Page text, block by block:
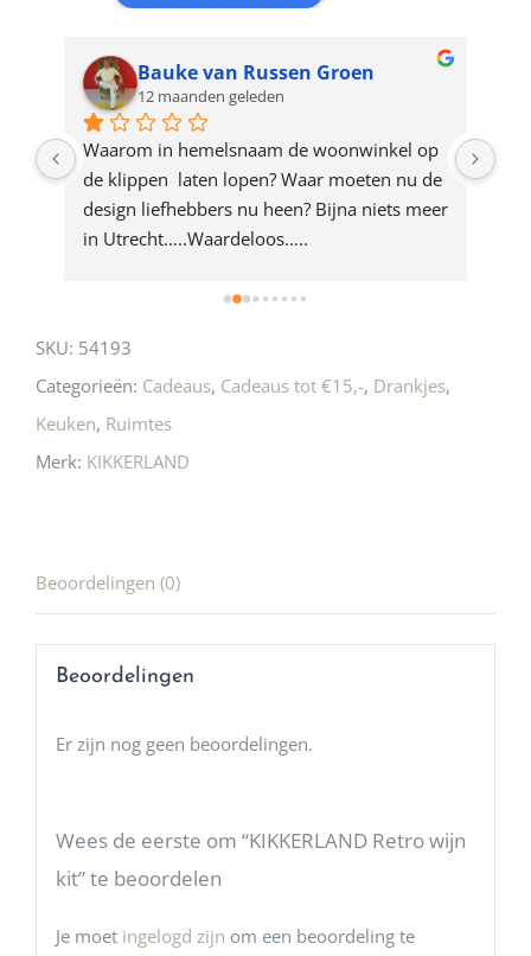
product
Bauke van Russen Groen
12 maanden geleden
Waarom in hemelsnaam de woonwinkel op
de klippen  laten lopen? Waar moeten nu de
design liefhebbers nu heen? Bijna niets meer
in Utrecht…..Waardeloos…..
SKU: 54193
Categorieën: Cadeaus, Cadeaus tot €15,-, Drankjes,
Keuken, Ruimtes
Merk: KIKKERLAND
Beoordelingen (0)
Beoordelingen
Er zijn nog geen beoordelingen.
Wees de eerste om “KIKKERLAND Retro wijn
kit” te beoordelen
Je moet ingelogd zijn om een beoordeling te